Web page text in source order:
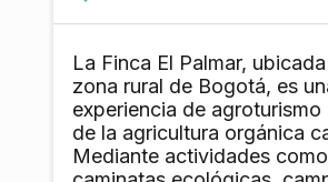
La Finca El Palmar,
zona rural de Bogotá, es
experiencia de agroturismo
de la agricultura orgánica
Mediante actividades